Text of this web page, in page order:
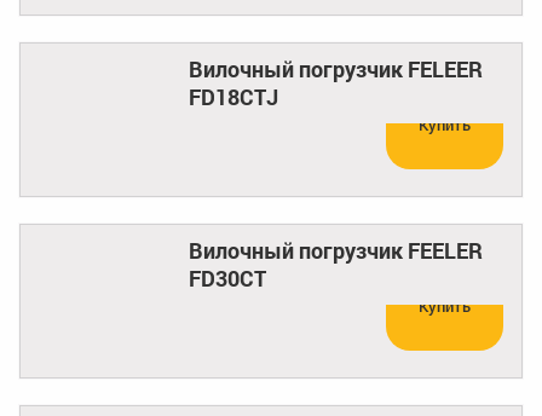
Вилочный погрузчик FELEER
FD18CTJ
Купить
Вилочный погрузчик FEELER
FD30CT
Купить